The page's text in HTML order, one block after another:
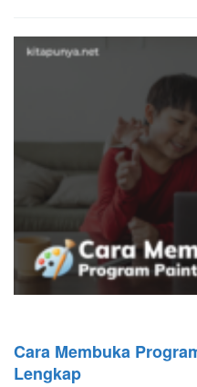
Cara Membuka
Lengkap